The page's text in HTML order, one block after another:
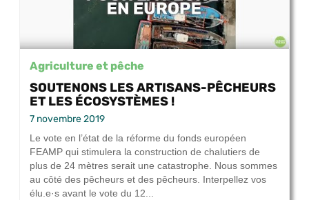
Agriculture et pêche
SOUTENONS LES ARTISANS-PÊCHEURS
ET LES ÉCOSYSTÈMES !
7 novembre 2019
Le vote en l’état de la réforme du fonds européen
FEAMP qui stimulera la construction de chalutiers de
plus de 24 mètres serait une catastrophe. Nous sommes
au côté des pêcheurs et des pêcheurs. Interpellez vos
élu.e·s avant le vote du 12...